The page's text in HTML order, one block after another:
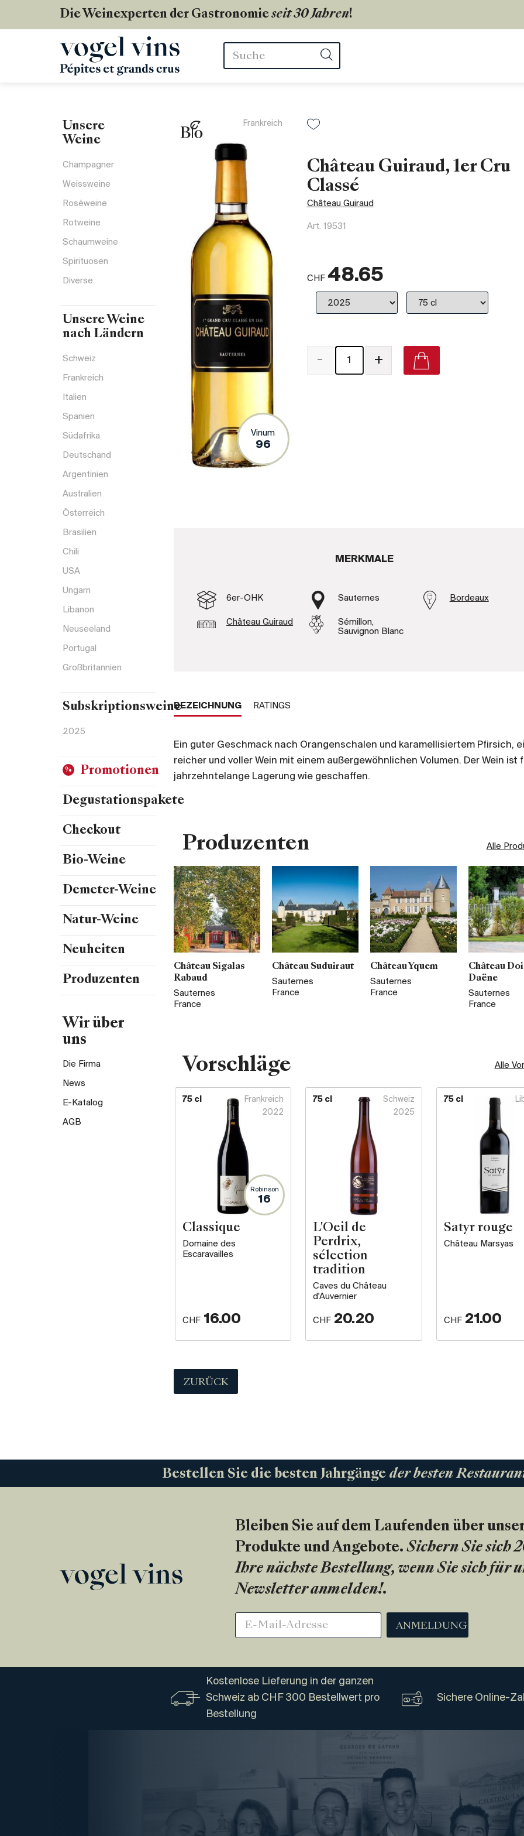
Die Weinexperten der Gastronomie seit 30 Jahren!
Stichwörter
Unsere
Weine
Champagner
Weissweine
Roséweine
Rotweine
Schaumweine
Spirituosen
Diverse
Unsere Weine
nach Ländern
Schweiz
Frankreich
Italien
Spanien
Südafrika
Deutschand
Argentinien
Australien
Österreich
Brasilien
Chili
USA
Ungarn
Libanon
Neuseeland
Portugal
Großbritannien
Subskriptionsweine
2025
Promotionen
Degustationspakete
Checkout
Bio-Weine
Demeter-Weine
Natur-Weine
Neuheiten
Produzenten
Wir über
uns
Die Firma
News
E-Katalog
AGB
Frankreich
Vinum
96
Château Guiraud, 1er Cru
Classé
Château Guiraud
Art. 19531
CHF 48.65
- +
MERKMALE
6er-OHK Sauternes Bordeaux
Château Guiraud
Sémillon,
Sauvignon Blanc
BEZEICHNUNG RATINGS
Ein guter Geschmack nach Orangenschalen und karamellisiertem Pfirsich,
reicher und voller Wein mit einem außergewöhnlichen Volumen. Der Wein ist
jahrzehntelange Lagerung wie geschaffen.
Produzenten Alle
Château Sigalas
Rabaud
Sauternes
France
Château Suduiraut
Sauternes
France
Château Yquem
Sauternes
France
Château
Daëne
Sauternes
France
Vorschläge Alle
75 cl
Frankreich
2022
Robinson
16
Classique
Domaine des
Escaravailles
CHF 16.00
75 cl
Schweiz
2025
L'Oeil de
Perdrix,
sélection
tradition
Caves du Château
d'Auvernier
CHF 20.20
75 cl
Satyr rouge
Château Marsyas
CHF 21.00
ZURÜCK
Bestellen Sie die besten Jahrgänge der besten
Bleiben Sie auf dem Laufenden über
Produkte und Angebote. Sichern Sie sich
Ihre nächste Bestellung, wenn Sie sich für
Newsletter anmelden!.
ANMELDUNG
Kostenlose Lieferung in der ganzen
Schweiz ab CHF 300 Bestellwert pro
Bestellung
Sichere Online-